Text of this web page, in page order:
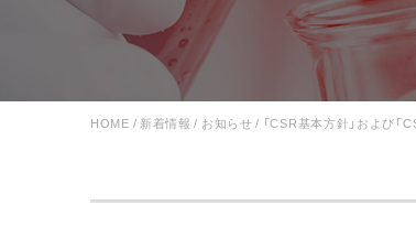
HOME / 新着情報 / お知らせ/ 「CSR基本方針」および「